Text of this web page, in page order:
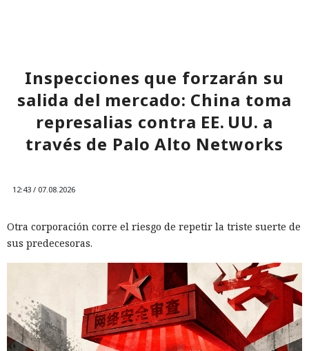
Inspecciones que forzarán su
salida del mercado: China toma
represalias contra EE. UU. a
través de Palo Alto Networks
12:43 / 07.08.2026
Otra corporación corre el riesgo de repetir la triste suerte de
sus predecesoras.